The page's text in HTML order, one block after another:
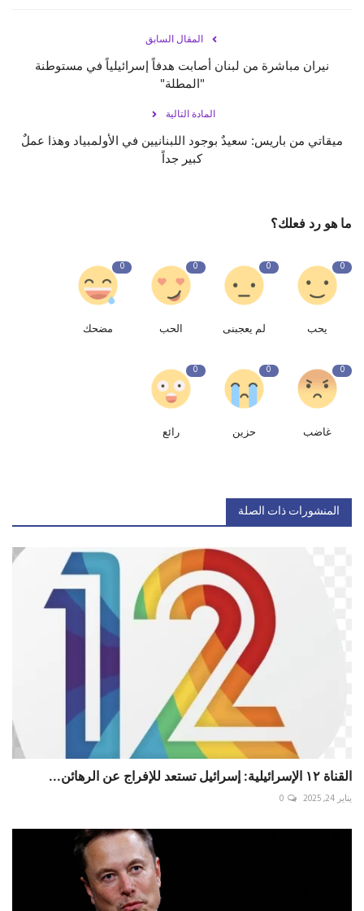
المقال السابق
نيران مباشرة من لبنان أصابت هدفاً إسرائيلياً في مستوطنة
"‎المطلة"
المادة التالية
ميقاتي من باريس: سعيدٌ بوجود اللبنانيين في الأولمبياد وهذا عملٌ
كبير جداً
ما هو رد فعلك؟
0
يحب
0
لم يعجبنى
0
الحب
0
مضحك
0
غاضب
0
حزين
0
رائع
المنشورات ذات الصلة
القناة ١٢ الإسرائيلية: إسرائيل تستعد للإفراج عن الرهائن...
يناير 24, 2025 0